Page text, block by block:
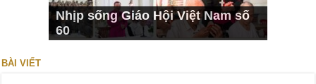
Nhịp sống Giáo Hội Việt Nam số
60
BÀI VIẾT